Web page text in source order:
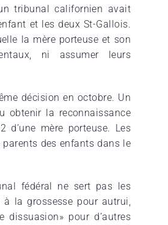
tribunal californien avait
et les deux St-Gallois.
la mère porteuse et son
ni assumer leurs
décision en octobre. Un
obtenir la reconnaissance
d’une mère porteuse. Les
des enfants dans le
fédéral ne sert pas les
à la grossesse pour autrui,
pour d’autres